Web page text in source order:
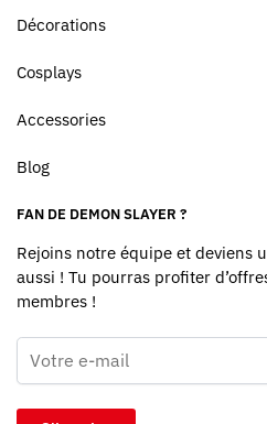
Décorations
Cosplays
Accessories
Blog
FAN DE DEMON SLAYER ?
Rejoins notre équipe et deviens
aussi ! Tu pourras profiter
membres !